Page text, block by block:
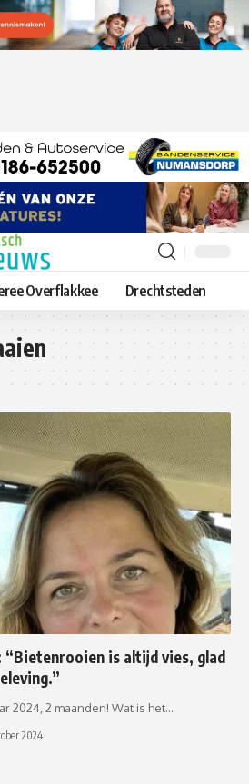
Overflakkee Drechtsteden
“Bietenrooien is altijd vies, glad
2024, 2 maanden! Wat is het…
2024